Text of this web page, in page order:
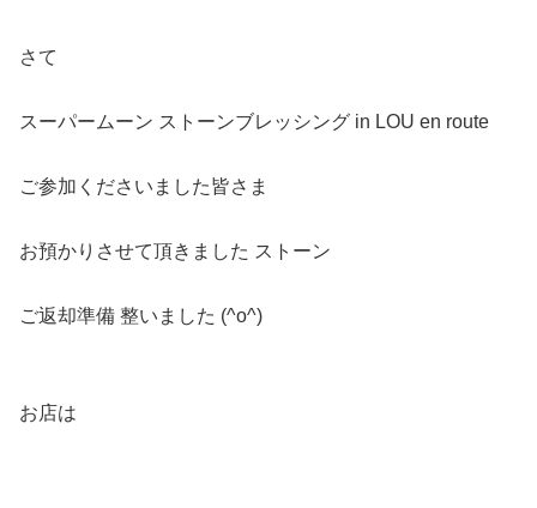
さて
スーパームーン ストーンブレッシング in LOU en route
ご参加くださいました皆さま
お預かりさせて頂きました ストーン
ご返却準備 整いました (^o^)
お店は